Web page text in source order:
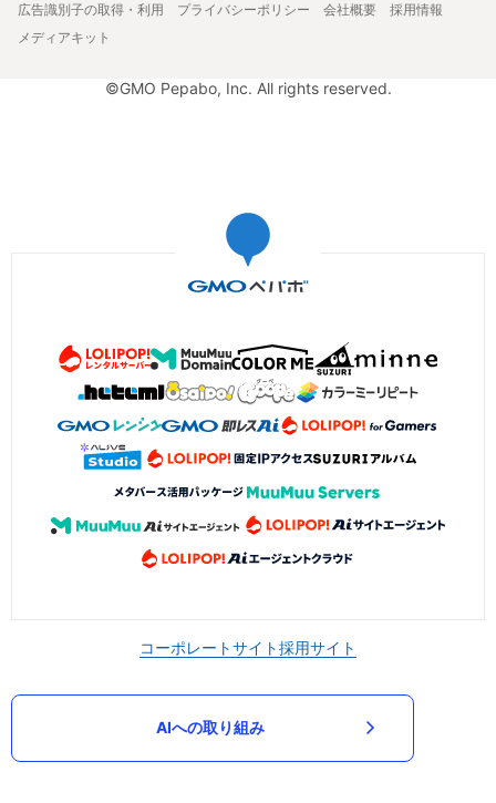
広告識別子の取得・利用
プライバシーポリシー 会社概要
採用情報
メディアキット
©GMO Pepabo, Inc. All rights reserved.
コーポレートサイト採用サイト
AIへの取り組み